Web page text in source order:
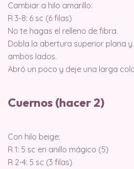
Cambiar a hilo amarillo:
R 3-8: 6 sc (6 filas)
No te hagas el relleno de fibra.
Dobla la abertura superior plana
ambos lados.
Abró un poco y deje una larga
Cuernos (hacer 2)
Con hilo beige:
R 1: 5 sc en anillo mágico (5)
R 2-4: 5 sc (3 filas)